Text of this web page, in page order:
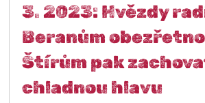
3. 2023: Hvězdy
Beranům
Štírům pak
chladnou hlavu